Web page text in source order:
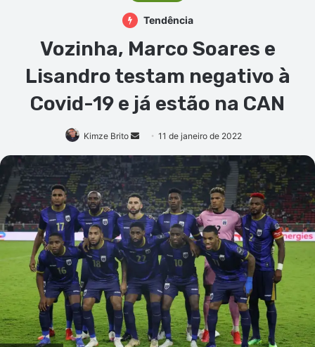
Tendência
Vozinha, Marco Soares e
Lisandro testam negativo à
Covid-19 e já estão na CAN
Kimze Brito
Mande
e-
mail
11 de janeiro de 2022